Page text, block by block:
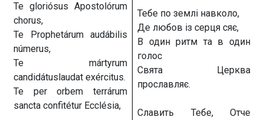
Te gloriósus Apostolórum
chorus,
Te Prophetárum audábilis
númerus,
Te mártyrum
candidátuslaudat exércitus.
Te per orbem terrárum
sancta confitétur Ecclésia,
Тебе по землі навколо,
Де любов із серця сяє,
В один ритм та в один
голос
Свята Церква
прославляє.
Славить Тебе, Отче